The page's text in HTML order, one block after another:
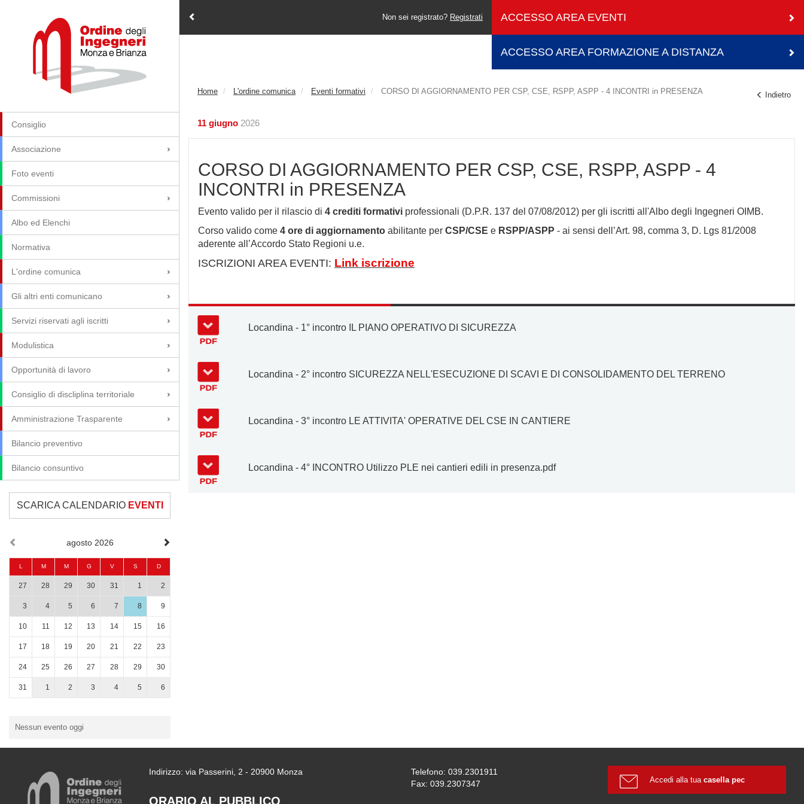
Consiglio
Associazione
Foto eventi
Commissioni
Albo ed Elenchi
Normativa
L'ordine comunica
Gli altri enti comunicano
Servizi riservati agli iscritti
Modulistica
Opportunità di lavoro
Consiglio di discliplina territoriale
Amministrazione Trasparente
Bilancio preventivo
Bilancio consuntivo
SCARICA CALENDARIO EVENTI
agosto 2026
L M M G V S D
27 28 29 30 31 1 2
3 4 5 6 7 8 9
10 11 12 13 14 15 16
17 18 19 20 21 22 23
24 25 26 27 28 29 30
31 1 2 3 4 5 6
Nessun evento oggi
Non sei registrato? Registrati ACCESSO AREA EVENTI
ACCESSO AREA FORMAZIONE A DISTANZA
Home L'ordine comunica Eventi formativi CORSO DI AGGIORNAMENTO PER CSP, CSE, RSPP, ASPP - 4 INCONTRI in PRESENZA
11 giugno 2026
Indietro
CORSO DI AGGIORNAMENTO PER CSP, CSE, RSPP, ASPP - 4
INCONTRI in PRESENZA
Evento valido per il rilascio di 4 crediti formativi professionali (D.P.R. 137 del 07/08/2012) per gli iscritti all'Albo degli Ingegneri OIMB.
Corso valido come 4 ore di aggiornamento abilitante per CSP/CSE e RSPP/ASPP - ai sensi dell’Art. 98, comma 3, D. Lgs 81/2008
aderente all’Accordo Stato Regioni u.e.
ISCRIZIONI AREA EVENTI: Link iscrizione
Locandina - 1° incontro IL PIANO OPERATIVO DI SICUREZZA
Locandina - 2° incontro SICUREZZA NELL'ESECUZIONE DI SCAVI E DI CONSOLIDAMENTO DEL TERRENO
Locandina - 3° incontro LE ATTIVITA' OPERATIVE DEL CSE IN CANTIERE
Locandina - 4° INCONTRO Utilizzo PLE nei cantieri edili in presenza.pdf
Indirizzo: via Passerini, 2 - 20900 Monza
ORARIO AL PUBBLICO
Telefono: 039.2301911
Fax: 039.2307347
Accedi alla tua casella pec